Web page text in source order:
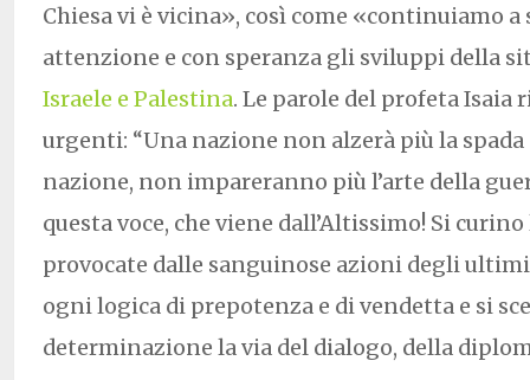
Chiesa vi è vicina», così come «continuiamo a
attenzione e con speranza gli sviluppi della
Israele e Palestina. Le parole del profeta Isaia
urgenti: “Una nazione non alzerà più la
nazione, non impareranno più l’arte della
questa voce, che viene dall’Altissimo! Si
provocate dalle sanguinose azioni degli
ogni logica di prepotenza e di vendetta e si
determinazione la via del dialogo, della